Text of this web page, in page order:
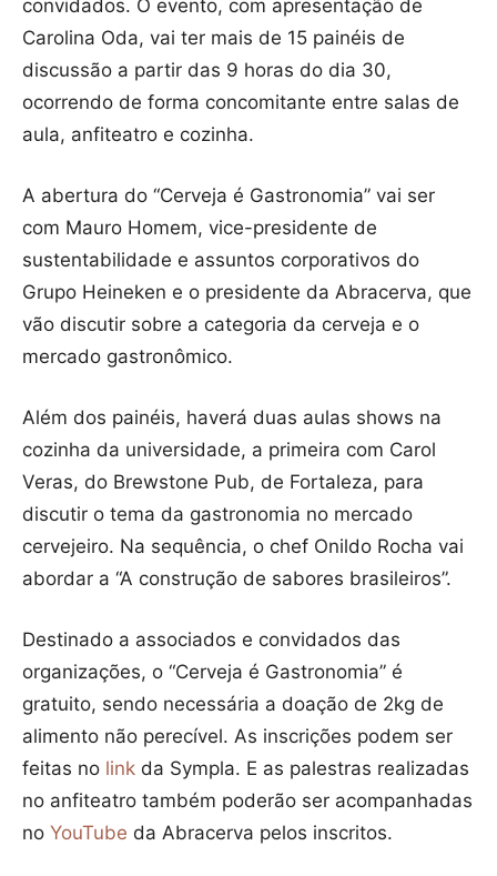
convidados. O evento, com apresentação de
Carolina Oda, vai ter mais de 15 painéis de
discussão a partir das 9 horas do dia 30,
ocorrendo de forma concomitante entre salas de
aula, anfiteatro e cozinha.
A abertura do “Cerveja é Gastronomia” vai ser
com Mauro Homem, vice-presidente de
sustentabilidade e assuntos corporativos do
Grupo Heineken e o presidente da Abracerva, que
vão discutir sobre a categoria da cerveja e o
mercado gastronômico.
Além dos painéis, haverá duas aulas shows na
cozinha da universidade, a primeira com Carol
Veras, do Brewstone Pub, de Fortaleza, para
discutir o tema da gastronomia no mercado
cervejeiro. Na sequência, o chef Onildo Rocha vai
abordar a “A construção de sabores brasileiros”.
Destinado a associados e convidados das
organizações, o “Cerveja é Gastronomia” é
gratuito, sendo necessária a doação de 2kg de
alimento não perecível. As inscrições podem ser
feitas no link da Sympla. E as palestras realizadas
no anfiteatro também poderão ser acompanhadas
no YouTube da Abracerva pelos inscritos.